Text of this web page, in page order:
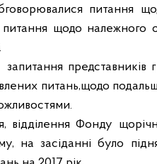
питання
щодо належного
запитання представників
питань,щодо
відділення Фонду
на засіданні було